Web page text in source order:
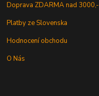
Doprava ZDARMA nad 3000,-
Platby ze Slovenska
Hodnocení obchodu
O Nás